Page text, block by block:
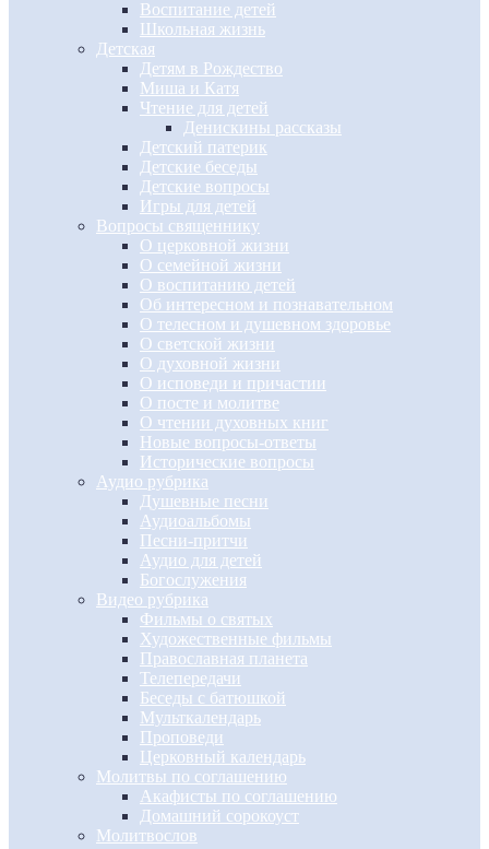
Воспитание детей
Школьная жизнь
Детская
Детям в Рождество
Миша и Катя
Чтение для детей
Денискины рассказы
Детский патерик
Детские беседы
Детские вопросы
Игры для детей
Вопросы священнику
О церковной жизни
О семейной жизни
О воспитанию детей
Об интересном и познавательном
О телесном и душевном здоровье
О светской жизни
О духовной жизни
О исповеди и причастии
О посте и молитве
О чтении духовных книг
Новые вопросы-ответы
Исторические вопросы
Аудио рубрика
Душевные песни
Аудиоальбомы
Песни-притчи
Аудио для детей
Богослужения
Видео рубрика
Фильмы о святых
Художественные фильмы
Православная планета
Телепередачи
Беседы с батюшкой
Мульткалендарь
Проповеди
Церковный календарь
Молитвы по соглашению
Акафисты по соглашению
Домашний сорокоуст
Молитвослов